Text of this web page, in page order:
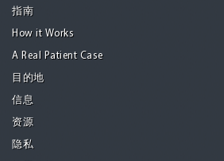
指南
How it Works
A Real Patient Case
目的地
信息
资源
隐私